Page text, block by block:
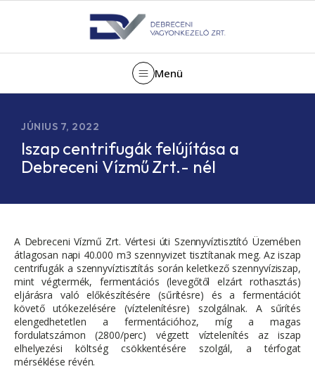
Menü
JÚNIUS 7, 2022
Iszap centrifugák felújítása a
Debreceni Vízmű Zrt.- nél
A Debreceni Vízmű Zrt. Vértesi úti Szennyvíztisztító Üzemében
átlagosan napi 40.000 m3 szennyvizet tisztítanak meg. Az iszap
centrifugák a szennyvíztisztítás során keletkező szennyvíziszap,
mint végtermék, fermentációs (levegőtől elzárt rothasztás)
eljárásra való előkészítésére (sűrítésre) és a fermentációt
követő utókezelésére (víztelenítésre) szolgálnak. A sűrítés
elengedhetetlen a fermentációhoz, míg a magas
fordulatszámon (2800/perc) végzett víztelenítés az iszap
elhelyezési költség csökkentésére szolgál, a térfogat
mérséklése révén.